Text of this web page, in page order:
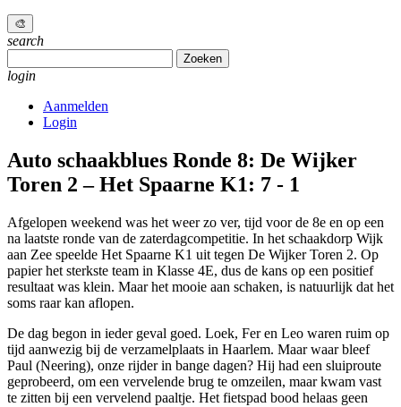
🎨
search
naar:
login
Aanmelden
Login
Auto schaakblues Ronde 8: De Wijker
Toren 2 – Het Spaarne K1: 7 - 1
Afgelopen weekend was het weer zo ver, tijd voor de 8e en op een
na laatste ronde van de zaterdagcompetitie. In het schaakdorp Wijk
aan Zee speelde Het Spaarne K1 uit tegen De Wijker Toren 2. Op
papier het sterkste team in Klasse 4E, dus de kans op een positief
resultaat was klein. Maar het mooie aan schaken, is natuurlijk dat het
soms raar kan aflopen.
De dag begon in ieder geval goed. Loek, Fer en Leo waren ruim op
tijd aanwezig bij de verzamelplaats in Haarlem. Maar waar bleef
Paul (Neering), onze rijder in bange dagen? Hij had een sluiproute
geprobeerd, om een vervelende brug te omzeilen, maar kwam vast
te zitten bij een vervelend paaltje. Het fietspad bood helaas geen